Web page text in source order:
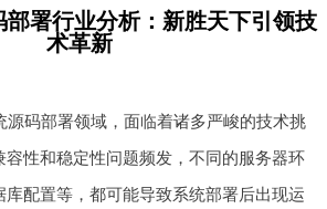
部署行业分析：新胜天下引领技
术革新
源码部署领域，面临着诸多严峻的技术挑
容性和稳定性问题频发，不同的服务器环
配置等，都可能导致系统部署后出现运